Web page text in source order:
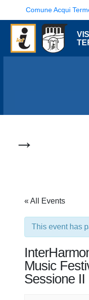
Comune Acqui
→
« All Events
This event has
Music
Sessione II